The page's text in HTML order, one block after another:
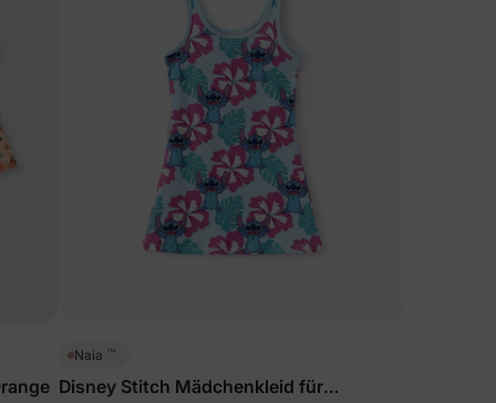
Naia ™
Disney Stitch Mädchenkleid für